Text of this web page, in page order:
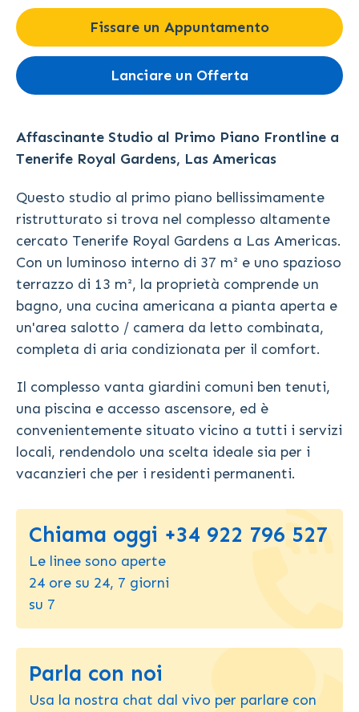
Fissare un Appuntamento
Lanciare un Offerta
Affascinante Studio al Primo Piano Frontline a
Tenerife Royal Gardens, Las Americas
Questo studio al primo piano bellissimamente
ristrutturato si trova nel complesso altamente
cercato Tenerife Royal Gardens a Las Americas.
Con un luminoso interno di 37 m² e uno spazioso
terrazzo di 13 m², la proprietà comprende un
bagno, una cucina americana a pianta aperta e
un'area salotto / camera da letto combinata,
completa di aria condizionata per il comfort.
Il complesso vanta giardini comuni ben tenuti,
una piscina e accesso ascensore, ed è
convenientemente situato vicino a tutti i servizi
locali, rendendolo una scelta ideale sia per i
vacanzieri che per i residenti permanenti.
Chiama oggi +34 922 796 527
Le linee sono aperte
24 ore su 24, 7 giorni
su 7
Parla con noi
Usa la nostra chat dal vivo per parlare con